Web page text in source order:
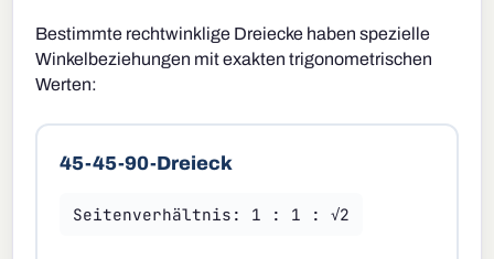
Bestimmte rechtwinklige Dreiecke haben spezielle
Winkelbeziehungen mit exakten trigonometrischen
Werten:
45-45-90-Dreieck
Seitenverhältnis: 1 : 1 : √2